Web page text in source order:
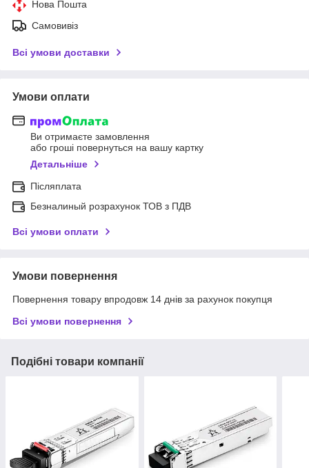
Нова Пошта
Самовивіз
Всі умови доставки
Умови оплати
Ви отримаєте замовлення
або гроші повернуться на вашу картку
Детальніше
Післяплата
Безналиный розрахунок ТОВ з ПДВ
Всі умови оплати
Умови повернення
Повернення товару впродовж 14 днів за рахунок покупця
Всі умови повернення
Подібні товари компанії